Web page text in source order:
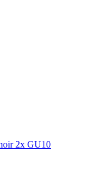
2x GU10